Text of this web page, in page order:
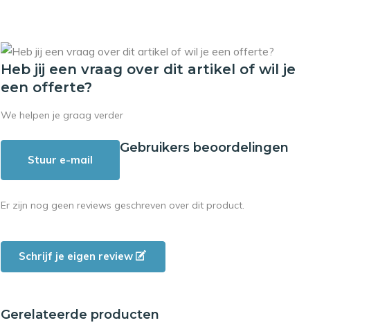
Heb jij een vraag over dit artikel of wil je
een offerte?
We helpen je graag verder
Stuur e-mail
Gebruikers beoordelingen
Er zijn nog geen reviews geschreven over dit product.
Schrijf je eigen review
Gerelateerde producten